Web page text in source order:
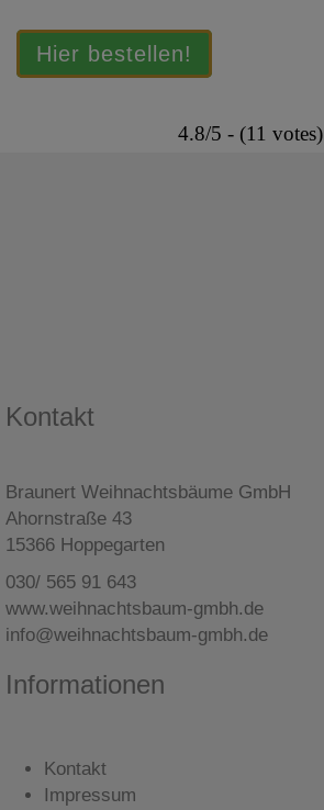
Hier bestellen!
4.8/5 - (11 votes)
Kontakt
Braunert Weihnachtsbäume GmbH
Ahornstraße 43
15366 Hoppegarten
030/ 565 91 643
www.weihnachtsbaum-gmbh.de
info@weihnachtsbaum-gmbh.de
Informationen
Kontakt
Impressum